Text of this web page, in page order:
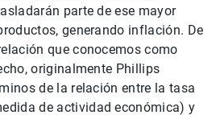
parte de ese mayor
generando inflación. De
que conocemos como
originalmente Phillips
de la relación entre la tasa
de actividad económica) y